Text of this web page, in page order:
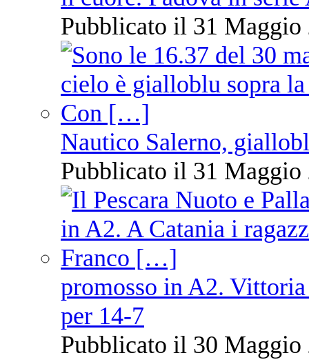
Pubblicato il 31 Maggio
Nautico Salerno,
Pubblicato il 31 Maggio
promosso in A2.
per 14-7
Pubblicato il 30 Maggio